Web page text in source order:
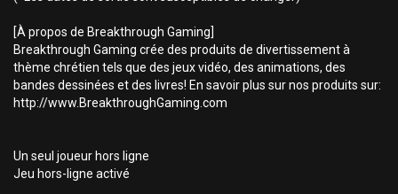
[À propos de Breakthrough Gaming]
Breakthrough Gaming crée des produits de divertissement à
thème chrétien tels que des jeux vidéo, des animations, des
bandes dessinées et des livres! En savoir plus sur nos produits sur:
http://www.BreakthroughGaming.com
Un seul joueur hors ligne
Jeu hors-ligne activé